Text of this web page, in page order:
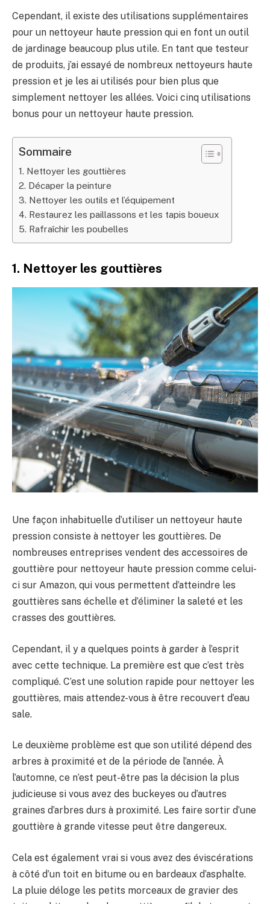
Cependant, il existe des utilisations supplémentaires
pour un nettoyeur haute pression qui en font un outil
de jardinage beaucoup plus utile. En tant que testeur
de produits, j’ai essayé de nombreux nettoyeurs haute
pression et je les ai utilisés pour bien plus que
simplement nettoyer les allées. Voici cinq utilisations
bonus pour un nettoyeur haute pression.
Sommaire
1. Nettoyer les gouttières
2. Décaper la peinture
3. Nettoyer les outils et l’équipement
4. Restaurez les paillassons et les tapis boueux
5. Rafraîchir les poubelles
1. Nettoyer les gouttières
Une façon inhabituelle d’utiliser un nettoyeur haute
pression consiste à nettoyer les gouttières. De
nombreuses entreprises vendent des accessoires de
gouttière pour nettoyeur haute pression comme celui-
ci sur Amazon, qui vous permettent d’atteindre les
gouttières sans échelle et d’éliminer la saleté et les
crasses des gouttières.
Cependant, il y a quelques points à garder à l’esprit
avec cette technique. La première est que c’est très
compliqué. C’est une solution rapide pour nettoyer les
gouttières, mais attendez-vous à être recouvert d’eau
sale.
Le deuxième problème est que son utilité dépend des
arbres à proximité et de la période de l’année. À
l’automne, ce n’est peut-être pas la décision la plus
judicieuse si vous avez des buckeyes ou d’autres
graines d’arbres durs à proximité. Les faire sortir d’une
gouttière à grande vitesse peut être dangereux.
Cela est également vrai si vous avez des éviscérations
à côté d’un toit en bitume ou en bardeaux d’asphalte.
La pluie déloge les petits morceaux de gravier des